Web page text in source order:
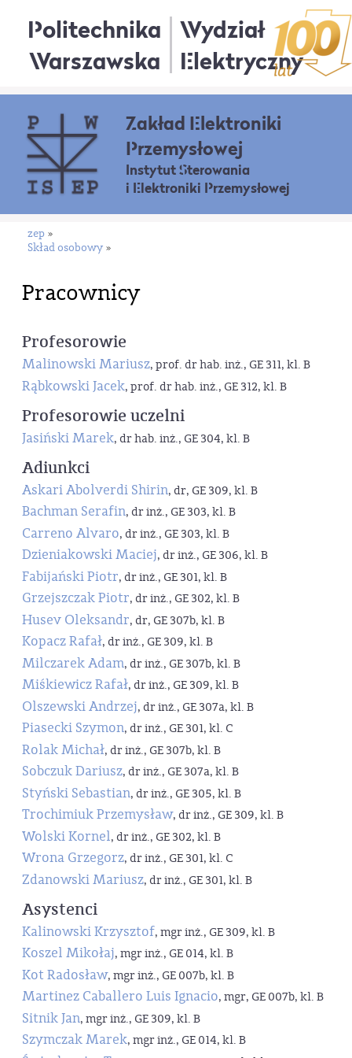
Politechnika
Warszawska
Wydział
Elektryczny
Zakład Elektroniki
Przemysłowej
Instytut Sterowania
i Elektroniki Przemysłowej
zep »
Skład osobowy »
Pracownicy
Profesorowie
Malinowski Mariusz, prof. dr hab. inż., GE 311, kl. B
Rąbkowski Jacek, prof. dr hab. inż., GE 312, kl. B
Profesorowie uczelni
Jasiński Marek, dr hab. inż., GE 304, kl. B
Adiunkci
Askari Abolverdi Shirin, dr, GE 309, kl. B
Bachman Serafin, dr inż., GE 303, kl. B
Carreno Alvaro, dr inż., GE 303, kl. B
Dzieniakowski Maciej, dr inż., GE 306, kl. B
Fabijański Piotr, dr inż., GE 301, kl. B
Grzejszczak Piotr, dr inż., GE 302, kl. B
Husev Oleksandr, dr, GE 307b, kl. B
Kopacz Rafał, dr inż., GE 309, kl. B
Milczarek Adam, dr inż., GE 307b, kl. B
Miśkiewicz Rafał, dr inż., GE 309, kl. B
Olszewski Andrzej, dr inż., GE 307a, kl. B
Piasecki Szymon, dr inż., GE 301, kl. C
Rolak Michał, dr inż., GE 307b, kl. B
Sobczuk Dariusz, dr inż., GE 307a, kl. B
Styński Sebastian, dr inż., GE 305, kl. B
Trochimiuk Przemysław, dr inż., GE 309, kl. B
Wolski Kornel, dr inż., GE 302, kl. B
Wrona Grzegorz, dr inż., GE 301, kl. C
Zdanowski Mariusz, dr inż., GE 301, kl. B
Asystenci
Kalinowski Krzysztof, mgr inż., GE 309, kl. B
Koszel Mikołaj, mgr inż., GE 014, kl. B
Kot Radosław, mgr inż., GE 007b, kl. B
Martinez Caballero Luis Ignacio, mgr, GE 007b, kl. B
Sitnik Jan, mgr inż., GE 309, kl. B
Szymczak Marek, mgr inż., GE 014, kl. B